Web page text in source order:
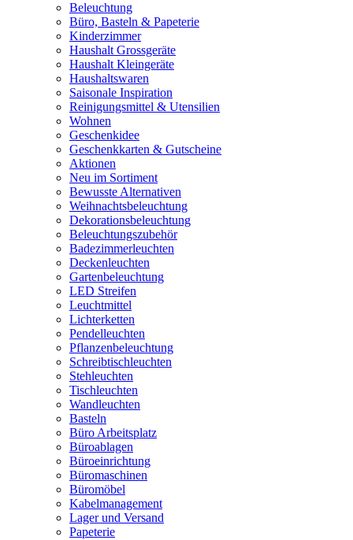
Beleuchtung
Büro, Basteln & Papeterie
Kinderzimmer
Haushalt Grossgeräte
Haushalt Kleingeräte
Haushaltswaren
Saisonale Inspiration
Reinigungsmittel & Utensilien
Wohnen
Geschenkidee
Geschenkkarten & Gutscheine
Aktionen
Neu im Sortiment
Bewusste Alternativen
Weihnachtsbeleuchtung
Dekorationsbeleuchtung
Beleuchtungszubehör
Badezimmerleuchten
Deckenleuchten
Gartenbeleuchtung
LED Streifen
Leuchtmittel
Lichterketten
Pendelleuchten
Pflanzenbeleuchtung
Schreibtischleuchten
Stehleuchten
Tischleuchten
Wandleuchten
Basteln
Büro Arbeitsplatz
Büroablagen
Büroeinrichtung
Büromaschinen
Büromöbel
Kabelmanagement
Lager und Versand
Papeterie